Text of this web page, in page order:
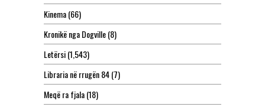
Kinema(66)
Kronikë nga Dogville(8)
Letërsi(1,543)
Libraria në rrugën 84(7)
Meqë ra fjala(18)